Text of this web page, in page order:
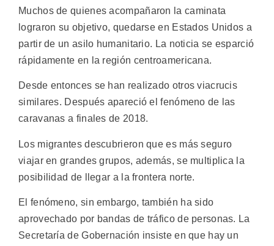
Muchos de quienes acompañaron la caminata
lograron su objetivo, quedarse en Estados Unidos a
partir de un asilo humanitario. La noticia se esparció
rápidamente en la región centroamericana.
Desde entonces se han realizado otros viacrucis
similares. Después apareció el fenómeno de las
caravanas a finales de 2018.
Los migrantes descubrieron que es más seguro
viajar en grandes grupos, además, se multiplica la
posibilidad de llegar a la frontera norte.
El fenómeno, sin embargo, también ha sido
aprovechado por bandas de tráfico de personas. La
Secretaría de Gobernación insiste en que hay un